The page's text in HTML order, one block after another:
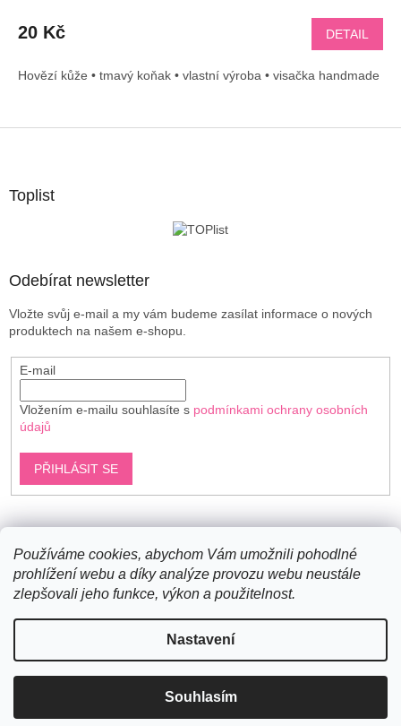
Používáme cookies, abychom Vám umožnili pohodlné
prohlížení webu a díky analýze provozu webu neustále
zlepšovali jeho funkce, výkon a použitelnost.
Nastavení
Souhlasím
20 Kč DETAIL
Hovězí kůže • tmavý koňak • vlastní výroba • visačka handmade
Toplist
Odebírat newsletter
Vložte svůj e-mail a my vám budeme zasílat informace o nových
produktech na našem e-shopu.
E-mail
Vložením e-mailu souhlasíte s podmínkami ochrany osobních
údajů
PŘIHLÁSIT SE
Copyright 2026Bavlněné šňůry. Všechna práva vyhrazena.
Upravit nastavení cookies